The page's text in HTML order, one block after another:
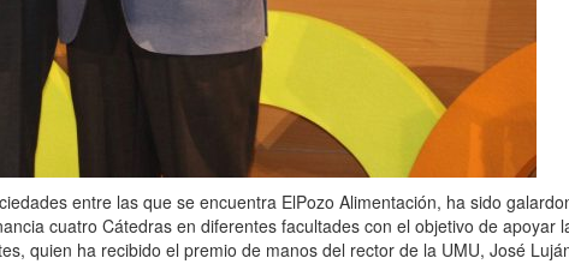
entre las que se encuentra ElPozo Alimentación, ha sido
cuatro Cátedras en diferentes facultades con el objetivo de
quien ha recibido el premio de manos del rector de la UMU, José